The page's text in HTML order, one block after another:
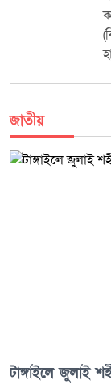
জাতীয়
টাঙ্গাইলে জুলাই